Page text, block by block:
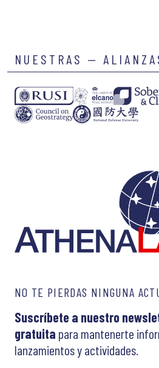
NUESTRAS —
NO TE PIERDAS NINGUNA
Suscríbete a nuestro
gratuita para mantenerte
lanzamientos y actividades.